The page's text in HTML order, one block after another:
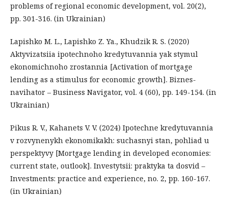
problems of regional economic development, vol. 20(2),
pp. 301-316. (in Ukrainian)
Lapishko M. L., Lapishko Z. Ya., Khudzik R. S. (2020)
Aktyvizatsiia ipotechnoho kredytuvannia yak stymul
ekonomichnoho zrostannia [Activation of mortgage
lending as a stimulus for economic growth]. Biznes-
navihator – Business Navigator, vol. 4 (60), pp. 149-154. (in
Ukrainian)
Pikus R. V., Kahanets V. V. (2024) Ipotechne kredytuvannia
v rozvynenykh ekonomikakh: suchasnyi stan, pohliad u
perspektyvy [Mortgage lending in developed economies:
current state, outlook]. Investytsii: praktyka ta dosvid –
Investments: practice and experience, no. 2, pp. 160-167.
(in Ukrainian)